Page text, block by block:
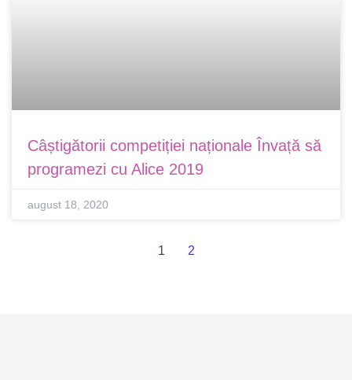
Câștigătorii competiției naționale Învață să
programezi cu Alice 2019
august 18, 2020
1 2